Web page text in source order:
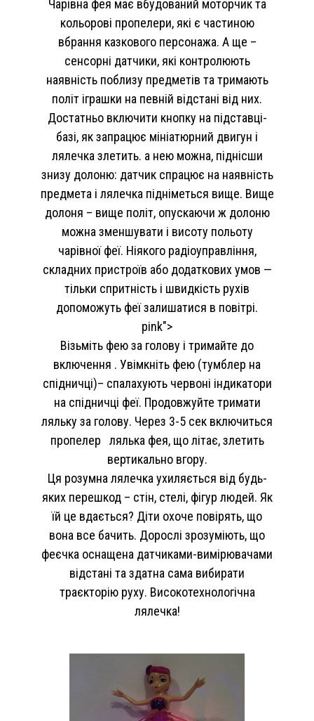
Чарівна фея має вбудований моторчик та
кольорові пропелери, які є частиною
вбрання казкового персонажа. А ще –
сенсорні датчики, які контролюють
наявність поблизу предметів та тримають
політ іграшки на певній відстані від них.
Достатньо включити кнопку на підставці-
базі, як запрацює мініатюрний двигун і
лялечка злетить. а нею можна, піднісши
знизу долоню: датчик спрацює на наявність
предмета і лялечка підніметься вище. Вище
долоня – вище політ, опускаючи ж долоню
можна зменшувати і висоту польоту
чарівної феї. Ніякого радіоуправління,
складних пристроїв або додаткових умов —
тільки спритність і швидкість рухів
допоможуть феї залишатися в повітрі.
pink">
Візьміть фею за голову і тримайте до
включення . Увімкніть фею (тумблер на
спідничці)– спалахують червоні індикатори
на спідничці феї. Продовжуйте тримати
ляльку за голову. Через 3-5 сек включиться
пропелер лялька фея, що літає, злетить
вертикально вгору.
Ця розумна лялечка ухиляється від будь-
яких перешкод – стін, стелі, фігур людей. Як
їй це вдається? Діти охоче повірять, що
вона все бачить. Дорослі зрозуміють, що
феєчка оснащена датчиками-вимірювачами
відстані та здатна сама вибирати
траєкторію руху. Високотехнологічна
лялечка!